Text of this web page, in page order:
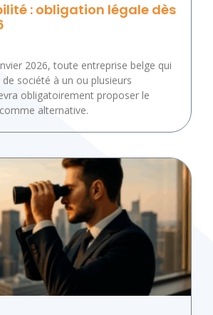
: obligation légale dès
2026, toute entreprise belge qui
société à un ou plusieurs
obligatoirement proposer le
alternative.